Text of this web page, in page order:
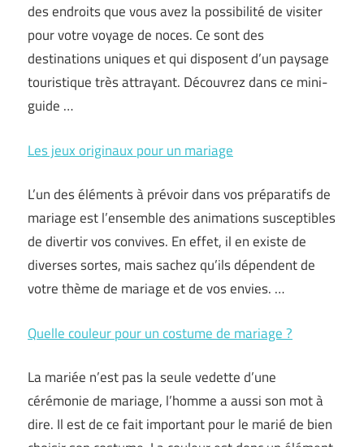
des endroits que vous avez la possibilité de visiter
pour votre voyage de noces. Ce sont des
destinations uniques et qui disposent d’un paysage
touristique très attrayant. Découvrez dans ce mini-
guide …
Les jeux originaux pour un mariage
L’un des éléments à prévoir dans vos préparatifs de
mariage est l’ensemble des animations susceptibles
de divertir vos convives. En effet, il en existe de
diverses sortes, mais sachez qu’ils dépendent de
votre thème de mariage et de vos envies. …
Quelle couleur pour un costume de mariage ?
La mariée n’est pas la seule vedette d’une
cérémonie de mariage, l’homme a aussi son mot à
dire. Il est de ce fait important pour le marié de bien